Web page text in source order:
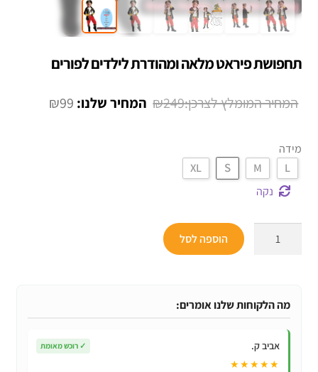
תחפושת פיראט מלאה ומהודרת לילדים לפורים
₪249
המחיר
₪99 המחיר
מידה
L
M
S
XL
נקה
מלאה
לילדים
הוספה לסל
מה הלקוחות שלנו אומרים:
אביב ק. ✓ רוכש מאומת
★★★★★